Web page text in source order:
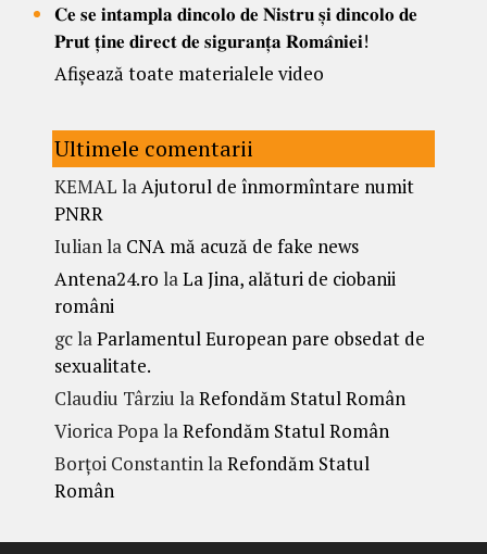
𝐂𝐞 𝐬𝐞 𝐢𝐧𝐭𝐚𝐦𝐩𝐥𝐚 𝐝𝐢𝐧𝐜𝐨𝐥𝐨 𝐝𝐞 𝐍𝐢𝐬𝐭𝐫𝐮 𝐬̦𝐢 𝐝𝐢𝐧𝐜𝐨𝐥𝐨 𝐝𝐞
𝐏𝐫𝐮𝐭 𝐭̦𝐢𝐧𝐞 𝐝𝐢𝐫𝐞𝐜𝐭 𝐝𝐞 𝐬𝐢𝐠𝐮𝐫𝐚𝐧𝐭̦𝐚 𝐑𝐨𝐦𝐚̂𝐧𝐢𝐞𝐢!
Afișează toate materialele video
Ultimele comentarii
KEMAL laAjutorul de înmormîntare numit
PNRR
Iulianla CNA mă acuză de fake news
Antena24.ro laLa Jina, alături de ciobanii
români
gclaParlamentul European pare obsedat de
sexualitate.
Claudiu Târziu laRefondăm Statul Român
Viorica PopalaRefondăm Statul Român
Borțoi ConstantinlaRefondăm Statul
Român